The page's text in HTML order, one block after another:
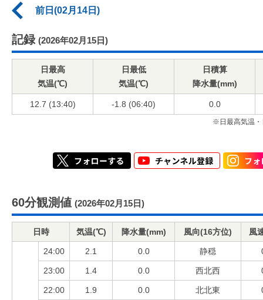
前日(02月14日)
記録 (2026年02月15日)
日最高
気温(℃)
日最低
気温(℃)
日積算
降水量(mm)
12.7 (13:40) -1.8 (06:40) 0.0
※日最高気温・
60分観測値 (2026年02月15日)
日時 気温(℃) 降水量(mm) 風向(16方位) 風
24:00 2.1 0.0 静穏
23:00 1.4 0.0 西北西
22:00 1.9 0.0 北北東